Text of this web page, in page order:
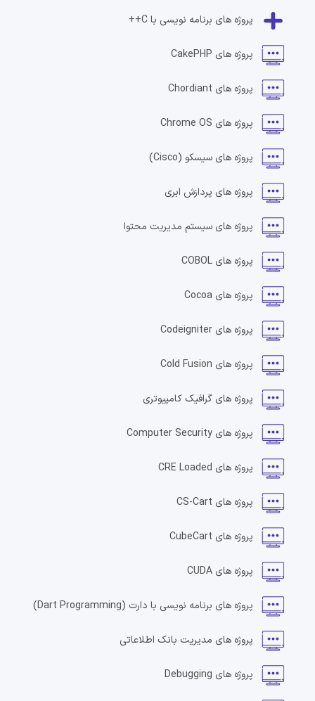
پروژه های برنامه نویسی با C++
پروژه های CakePHP
پروژه های Chordiant
پروژه های Chrome OS
پروژه های سیسکو (Cisco)
پروژه های پردازش ابری
پروژه های سیستم مدیریت محتوا
پروژه های COBOL
پروژه های Cocoa
پروژه های Codeigniter
پروژه های Cold Fusion
پروژه های گرافیک کامپیوتری
پروژه های Computer Security
پروژه های CRE Loaded
پروژه های CS-Cart
پروژه های CubeCart
پروژه های CUDA
پروژه های برنامه نویسی با دارت (Dart Programming)
پروژه های مدیریت بانک اطلاعاتی
پروژه های Debugging